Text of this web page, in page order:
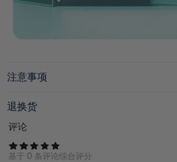
注意事项
退换货
评论
基于 0条评论综合评分